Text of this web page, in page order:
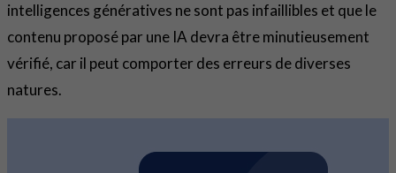
intelligences génératives ne sont pas infaillibles et que le
contenu proposé par une IA devra être minutieusement
vérifié, car il peut comporter des erreurs de diverses
natures.